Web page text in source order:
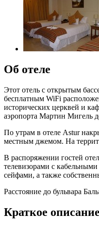
Об отеле
Этот отель с открытым
бесплатным WiFi
исторических церквей и
аэропорта Мартин Мигель
По утрам в отеле Astur
местным джемом. На
В распоряжении гостей
телевизорами с
сейфами, а также
Расстояние до бульвара
Краткое